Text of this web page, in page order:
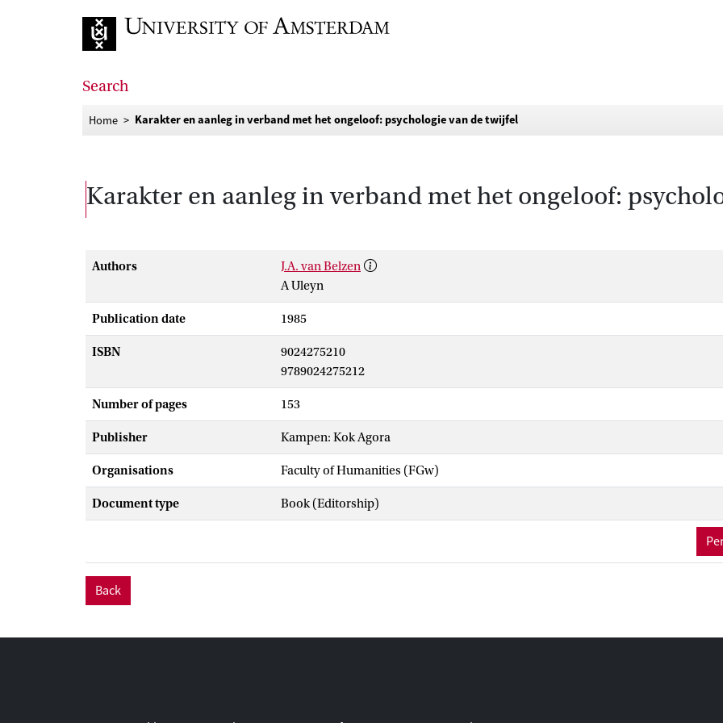
Search
Home Karakter en aanleg in verband met het ongeloof: psychologie van de twijfel
Karakter en aanleg in verband met het ongeloof:
Authors
J.A. van Belzen
A Uleyn
Publication date 1985
ISBN
9024275210
9789024275212
Number of pages 153
Publisher Kampen: Kok Agora
Organisations Faculty of Humanities (FGw)
Document type Book (Editorship)
Back